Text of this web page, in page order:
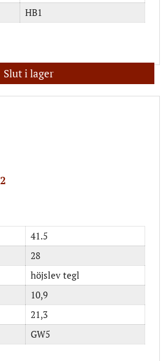
HB1
Slut i lager
41.5
28
höjslev tegl
10,9
21,3
GW5